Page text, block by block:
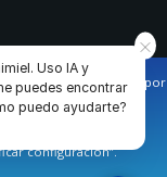
CONTACTO
Plaza de
facilitar la navegación por
de los usuarios.
política de cookies
de “Aceptar”, o bien
configuración”.
Uso IA y
puedes encontrar
puedo ayudarte?